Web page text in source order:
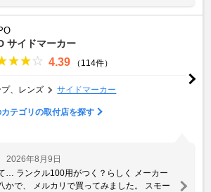
サイドマーカー
4.39 （114件）
プ、レンズ サイドマーカー
カテゴリの取付店を探す
2026年8月9日
… ランクル100用がつく？らしく メーカー
かで、 メルカリで買ってみました。 スモー